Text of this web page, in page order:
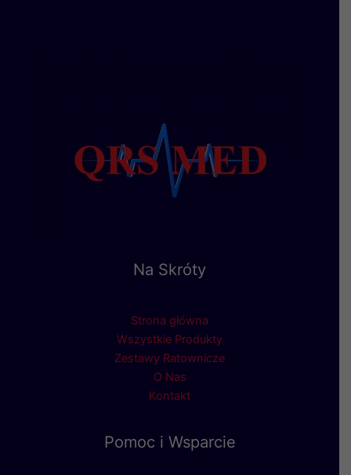
Na Skróty
Strona główna
Wszystkie Produkty
Zestawy Ratownicze
O Nas
Kontakt
Pomoc i Wsparcie